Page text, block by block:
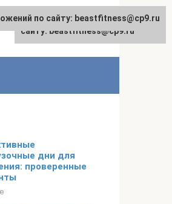
дни для
проверенные
Для любых предложений по
сайту: beastfitness@cp9.ru
по сайту: beastfitness@cp9.ru